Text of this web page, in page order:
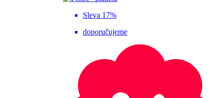
Sleva 17%
doporučujeme